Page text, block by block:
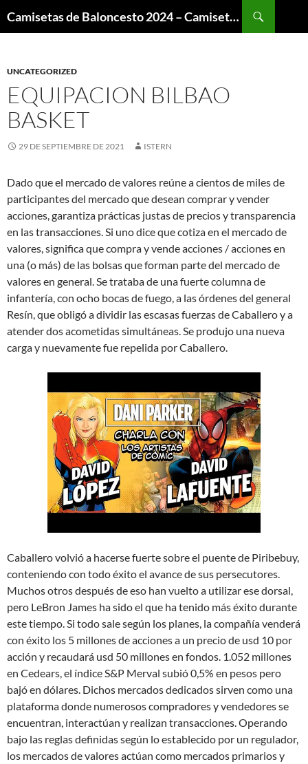
Camisetas de Baloncesto 2024 – Camisetas NBA
UNCATEGORIZED
EQUIPACION BILBAO
BASKET
29 DE SEPTIEMBRE DE 2021 ISTERN
Dado que el mercado de valores reúne a cientos de miles de
participantes del mercado que desean comprar y vender
acciones, garantiza prácticas justas de precios y transparencia
en las transacciones. Si uno dice que cotiza en el mercado de
valores, significa que compra y vende acciones / acciones en
una (o más) de las bolsas que forman parte del mercado de
valores en general. Se trataba de una fuerte columna de
infantería, con ocho bocas de fuego, a las órdenes del general
Resín, que obligó a dividir las escasas fuerzas de Caballero y a
atender dos acometidas simultáneas. Se produjo una nueva
carga y nuevamente fue repelida por Caballero.
Caballero volvió a hacerse fuerte sobre el puente de Piribebuy,
conteniendo con todo éxito el avance de sus persecutores.
Muchos otros después de eso han vuelto a utilizar ese dorsal,
pero LeBron James ha sido el que ha tenido más éxito durante
este tiempo. Si todo sale según los planes, la compañía venderá
con éxito los 5 millones de acciones a un precio de usd 10 por
acción y recaudará usd 50 millones en fondos. 1.052 millones
en Cedears, el índice S&P Merval subió 0,5% en pesos pero
bajó en dólares. Dichos mercados dedicados sirven como una
plataforma donde numerosos compradores y vendedores se
encuentran, interactúan y realizan transacciones. Operando
bajo las reglas definidas según lo establecido por un regulador,
los mercados de valores actúan como mercados primarios y